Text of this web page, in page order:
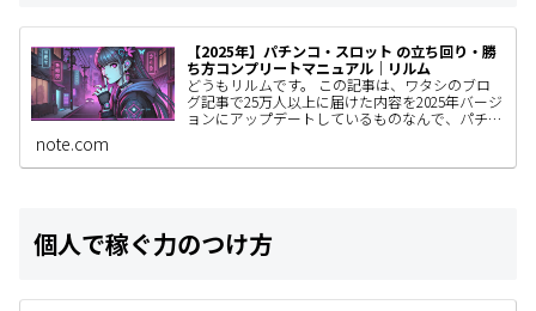
【2025年】パチンコ・スロット の立ち回り・勝
ち方コンプリートマニュアル｜リルム
どうもリルムです。 この記事は、ワタシのブロ
グ記事で25万人以上に届けた内容を2025年バージ
ョンにアップデートしているものなんで、パチン
note.com
個人で稼ぐ力のつけ方